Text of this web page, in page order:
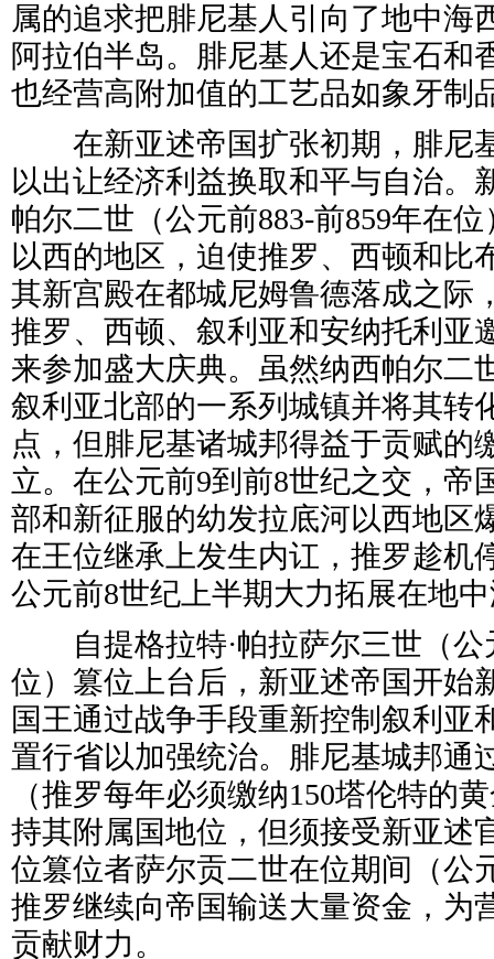
属的追求把腓尼基人引向了地中海
阿拉伯半岛。腓尼基人还是宝石和
也经营高附加值的工艺品如象牙制
在新亚述帝国扩张初期，腓尼
以出让经济利益换取和平与自治。
帕尔二世（公元前883-前859年在
以西的地区，迫使推罗、西顿和比
其新宫殿在都城尼姆鲁德落成之际
推罗、西顿、叙利亚和安纳托利亚
来参加盛大庆典。虽然纳西帕尔二
叙利亚北部的一系列城镇并将其转
点，但腓尼基诸城邦得益于贡赋的
立。在公元前9到前8世纪之交，帝
部和新征服的幼发拉底河以西地区
在王位继承上发生内讧，推罗趁机
公元前8世纪上半期大力拓展在地
自提格拉特·帕拉萨尔三世（公
位）篡位上台后，新亚述帝国开始
国王通过战争手段重新控制叙利亚
置行省以加强统治。腓尼基城邦通
（推罗每年必须缴纳150塔伦特的
持其附属国地位，但须接受新亚述
位篡位者萨尔贡二世在位期间（公
推罗继续向帝国输送大量资金，为
贡献财力。